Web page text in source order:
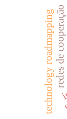
redes de cooperação
technology roadmapping